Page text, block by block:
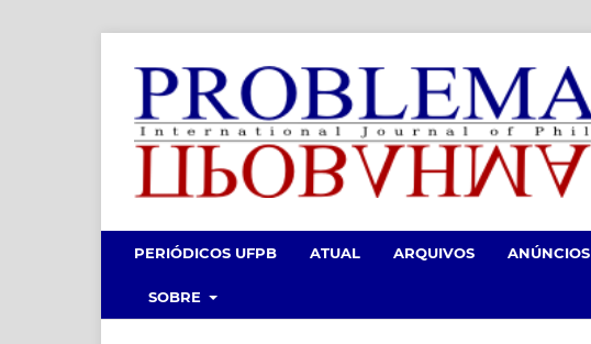
PERIÓDICOS UFPB ATUAL ARQUIVOS ANÚNCIOS
SOBRE